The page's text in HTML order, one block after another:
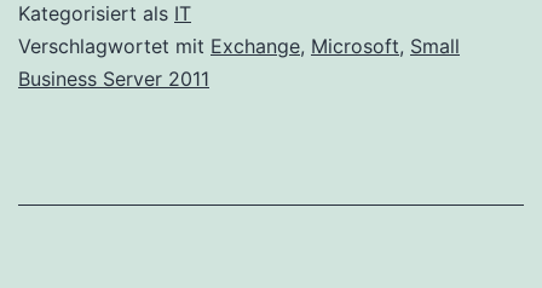
Port
Kategorisiert als IT
Verschlagwortet mit Exchange, Microsoft, Small
Business Server 2011